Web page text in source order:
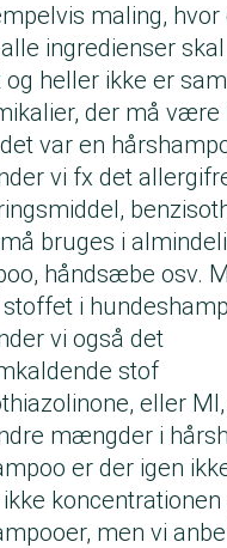
maling,
ingredienser
heller ikke er
der må være
var en
vi fx det
bruges i
håndsæbe osv.
i
vi også det
stof
eller
mængder i
er der igen
men vi